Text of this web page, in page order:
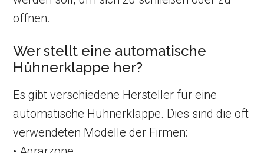
öffnen.
Wer stellt eine automatische
Hühnerklappe her?
Es gibt verschiedene Hersteller für eine
automatische Hühnerklappe. Dies sind die oft
verwendeten Modelle der Firmen: